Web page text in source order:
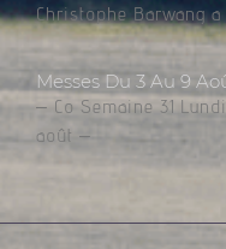
Christophe Barwang
Messes Du 3 Au 9
– Co Semaine 31
août –